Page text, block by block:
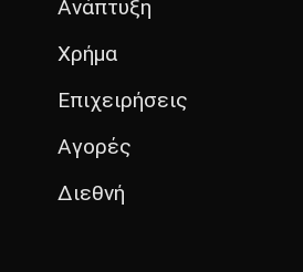
Ανάπτυξη
Χρήμα
Επιχειρήσεις
Αγορές
Διεθνή